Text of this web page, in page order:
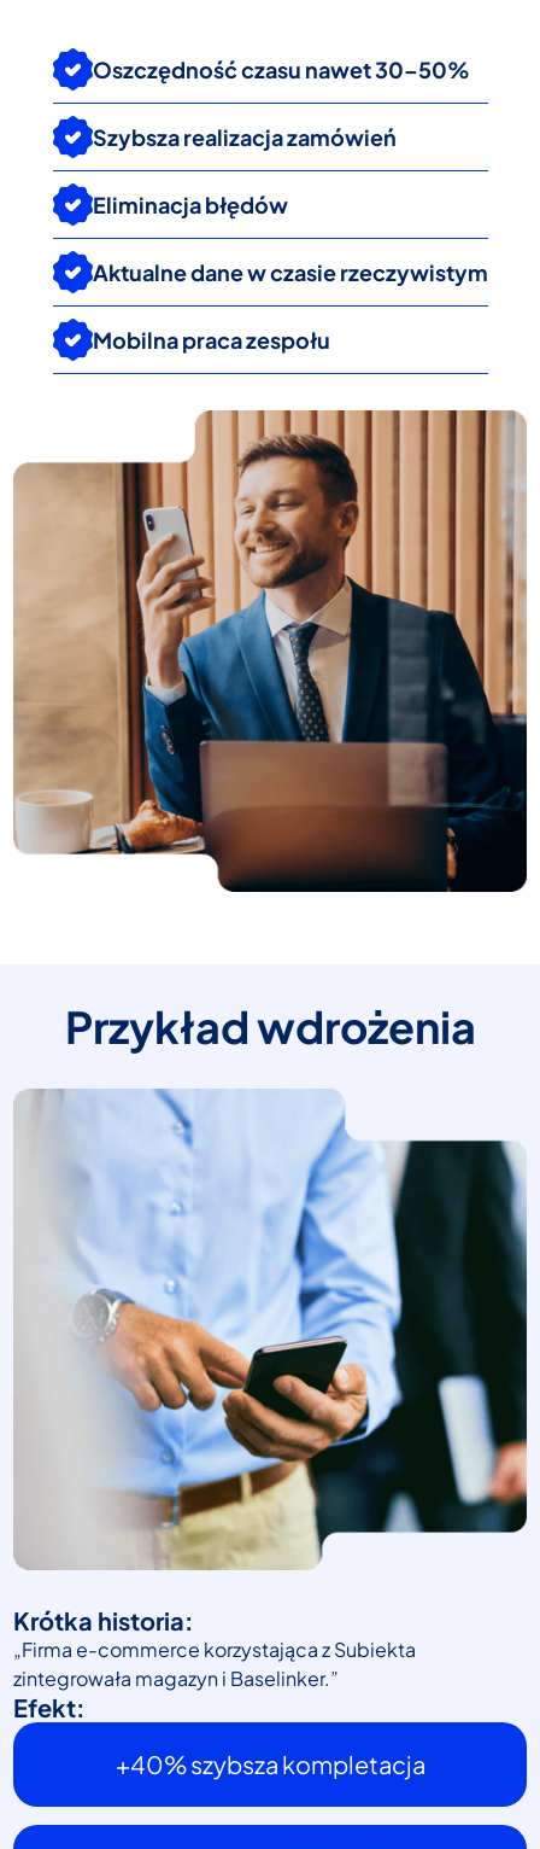
Oszczędność czasu nawet 30–50%
Szybsza realizacja zamówień
Eliminacja błędów
Aktualne dane w czasie rzeczywistym
Mobilna praca zespołu
Przykład wdrożenia
Krótka historia:
„Firma e-commerce korzystająca z Subiekta
zintegrowała magazyn i Baselinker.”
Efekt:
+40% szybsza kompletacja